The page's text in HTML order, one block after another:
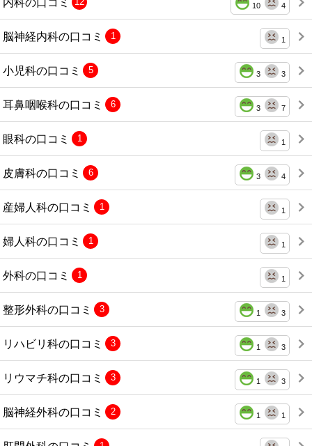
10 4
脳神経内科の口コミ 1
1
小児科の口コミ 3 3
5
耳鼻咽喉科の口コミ 3 7
6
眼科の口コミ 1
1
皮膚科の口コミ 3 4
6
産婦人科の口コミ 1
1
婦人科の口コミ 1
1
外科の口コミ 1
1
整形外科の口コミ 1 3
3
リハビリ科の口コミ 1 3
3
リウマチ科の口コミ 1 3
3
脳神経外科の口コミ 1 1
2